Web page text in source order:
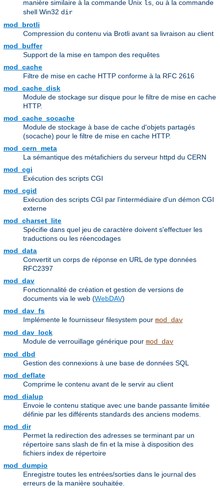
manière similaire à la commande Unix ls, ou à la commande
shell Win32 dir
mod_brotli
Compression du contenu via Brotli avant sa livraison au client
mod_buffer
Support de la mise en tampon des requêtes
mod_cache
Filtre de mise en cache HTTP conforme à la RFC 2616
mod_cache_disk
Module de stockage sur disque pour le filtre de mise en cache
HTTP.
mod_cache_socache
Module de stockage à base de cache d'objets partagés
(socache) pour le filtre de mise en cache HTTP.
mod_cern_meta
La sémantique des métafichiers du serveur httpd du CERN
mod_cgi
Exécution des scripts CGI
mod_cgid
Exécution des scripts CGI par l'intermédiaire d'un démon CGI
externe
mod_charset_lite
Spécifie dans quel jeu de caractère doivent s'effectuer les
traductions ou les réencodages
mod_data
Convertit un corps de réponse en URL de type données
RFC2397
mod_dav
Fonctionnalité de création et gestion de versions de
documents via le web (WebDAV)
mod_dav_fs
Implémente le fournisseur filesystem pour mod_dav
mod_dav_lock
Module de verrouillage générique pour mod_dav
mod_dbd
Gestion des connexions à une base de données SQL
mod_deflate
Comprime le contenu avant de le servir au client
mod_dialup
Envoie le contenu statique avec une bande passante limitée
définie par les différents standards des anciens modems.
mod_dir
Permet la redirection des adresses se terminant par un
répertoire sans slash de fin et la mise à disposition des
fichiers index de répertoire
mod_dumpio
Enregistre toutes les entrées/sorties dans le journal des
erreurs de la manière souhaitée.